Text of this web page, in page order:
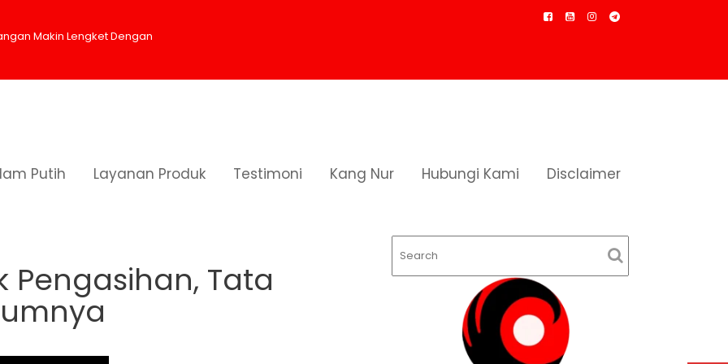
Makin Lengket Dengan
Putih Layanan Produk Testimoni Kang Nur Hubungi Kami Disclaimer
Pengasihan, Tata